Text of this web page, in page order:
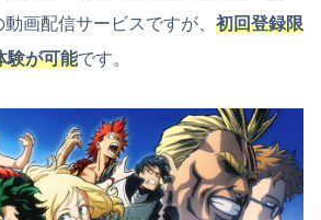
画配信サービスですが、 初回登録限
験が可能です。